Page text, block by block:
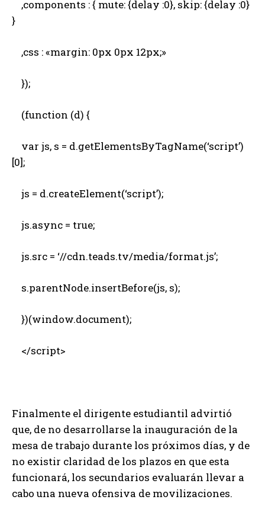
,components : { mute: {delay :0}, skip: {delay :0}
}
,css : «margin: 0px 0px 12px;»
});
(function (d) {
var js, s = d.getElementsByTagName(‘script’)
[0];
js = d.createElement(‘script’);
js.async = true;
js.src = ‘//cdn.teads.tv/media/format.js’;
s.parentNode.insertBefore(js, s);
})(window.document);
</script>
Finalmente el dirigente estudiantil advirtió
que, de no desarrollarse la inauguración de la
mesa de trabajo durante los próximos días, y de
no existir claridad de los plazos en que esta
funcionará, los secundarios evaluarán llevar a
cabo una nueva ofensiva de movilizaciones.